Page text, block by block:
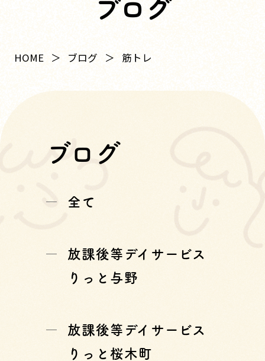
ブログ
HOME ブログ 筋トレ
ブログ
全て
放課後等デイサービス
りっと与野
放課後等デイサービス
りっと桜木町